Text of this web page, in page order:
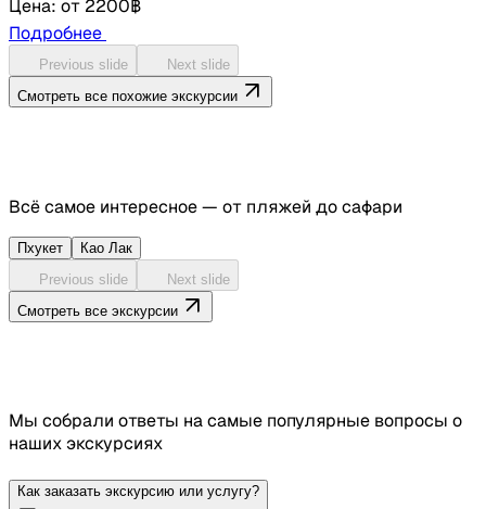
Цена: от 2200฿
Подробнее
Previous slide
Next slide
Смотреть все похожие экскурсии
Всё самое интересное — от пляжей до сафари
Пхукет
Као Лак
Previous slide
Next slide
Смотреть все экскурсии
Мы собрали ответы на самые популярные вопросы о
наших экскурсиях
Как заказать экскурсию или услугу?